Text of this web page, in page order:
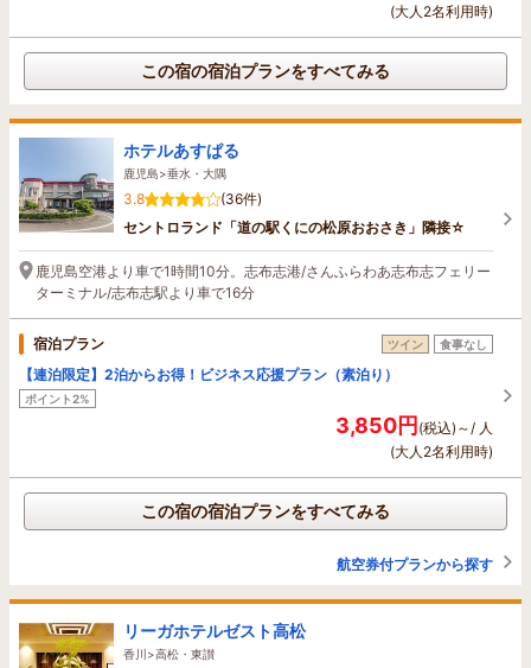
(大人2名利用時)
この宿の宿泊プランをすべてみる
ホテルあすぱる
鹿児島>垂水・大隅
3.8
(36件)
セントロランド「道の駅くにの松原おおさき」隣接☆
鹿児島空港より車で1時間10分。志布志港/さんふらわあ志布志フェリー
ターミナル/志布志駅より車で16分
宿泊プラン ツイン 食事なし
【連泊限定】2泊からお得！ビジネス応援プラン（素泊り）
ポイント2%
3,850円(税込)～/ 人
(大人2名利用時)
この宿の宿泊プランをすべてみる
航空券付プランから探す
リーガホテルゼスト高松
香川>高松・東讃